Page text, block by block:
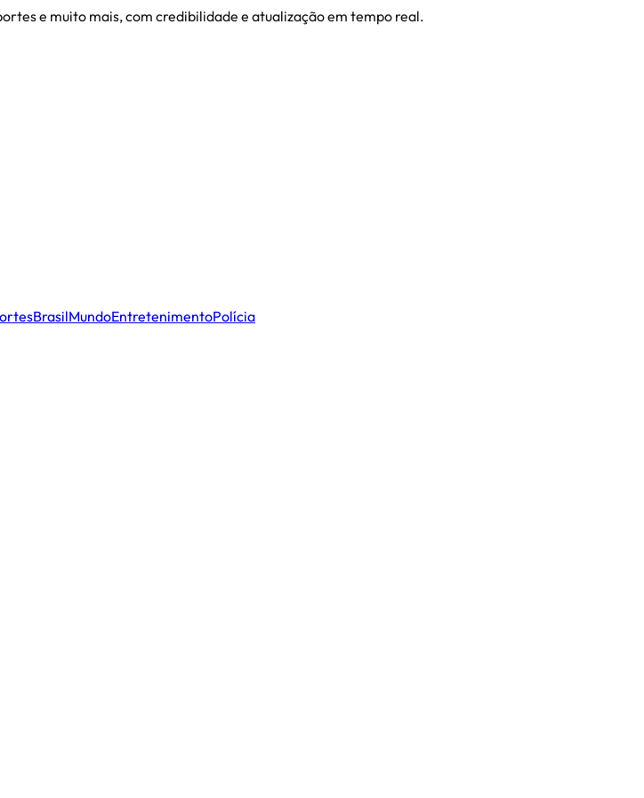
e muito mais, com credibilidade e atualização em tempo real.
BrasilMundoEntretenimentoPolícia